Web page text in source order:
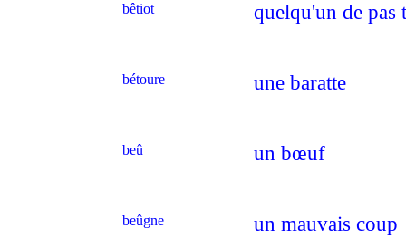
bêtiot quelqu'un de
bétoure une baratte
beû un bœuf
beûgne un mauvais coup